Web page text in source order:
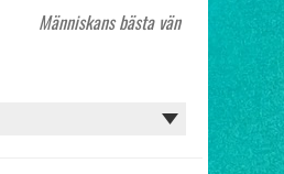
Människans bästa vän